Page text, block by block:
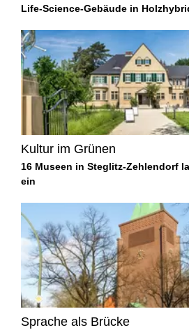
Life-Science-Gebäude in
Kultur im Grünen
16 Museen in Steglitz-Zehlendorf
ein
Sprache als Brücke